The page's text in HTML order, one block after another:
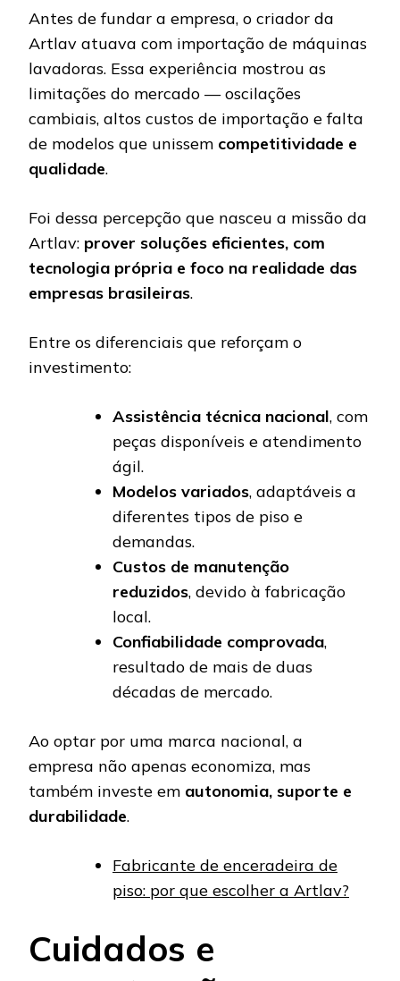
Antes de fundar a empresa, o criador da
Artlav atuava com importação de máquinas
lavadoras. Essa experiência mostrou as
limitações do mercado — oscilações
cambiais, altos custos de importação e falta
de modelos que unissem competitividade e
qualidade.
Foi dessa percepção que nasceu a missão da
Artlav: prover soluções eficientes, com
tecnologia própria e foco na realidade das
empresas brasileiras.
Entre os diferenciais que reforçam o
investimento:
Assistência técnica nacional, com
peças disponíveis e atendimento
ágil.
Modelos variados, adaptáveis a
diferentes tipos de piso e
demandas.
Custos de manutenção
reduzidos, devido à fabricação
local.
Confiabilidade comprovada,
resultado de mais de duas
décadas de mercado.
Ao optar por uma marca nacional, a
empresa não apenas economiza, mas
também investe em autonomia, suporte e
durabilidade.
Fabricante de enceradeira de
piso: por que escolher a Artlav?
Cuidados e